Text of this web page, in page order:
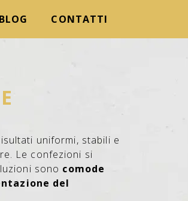
BLOG CONTATTI
uniformi, stabili e
Le confezioni si
sono comode
del